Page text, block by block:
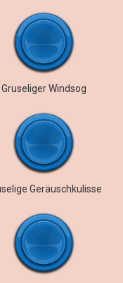
Gruseliger Windsog
Geräuschkulisse